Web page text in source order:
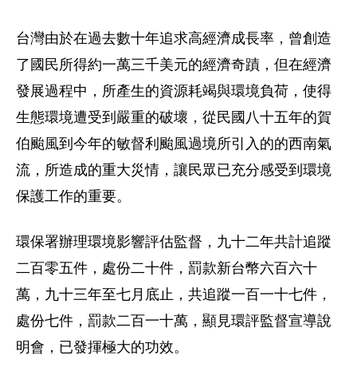
台灣由於在過去數十年追求高經濟成長率，曾創造
了國民所得約一萬三千美元的經濟奇蹟，但在經濟
發展過程中，所產生的資源耗竭與環境負荷，使得
生態環境遭受到嚴重的破壞，從民國八十五年的賀
伯颱風到今年的敏督利颱風過境所引入的的西南氣
流，所造成的重大災情，讓民眾已充分感受到環境
保護工作的重要。
環保署辦理環境影響評估監督，九十二年共計追蹤
二百零五件，處份二十件，罰款新台幣六百六十
萬，九十三年至七月底止，共追蹤一百一十七件，
處份七件，罰款二百一十萬，顯見環評監督宣導說
明會，已發揮極大的功效。